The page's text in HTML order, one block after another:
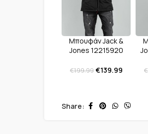
Μπουφάν Jack &
Jones 12215920
€199.99€139.99 €
Share: